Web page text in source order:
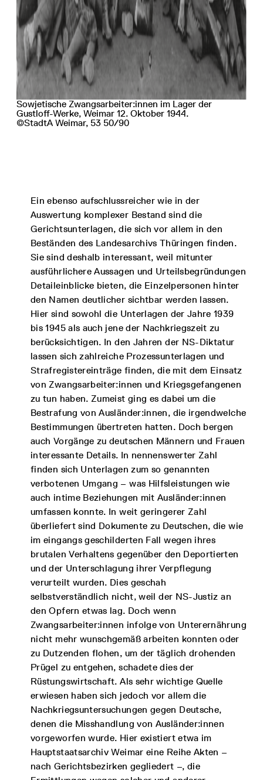
Sowjetische Zwangsarbeiter:innen im Lager der
Gustloff-Werke, Weimar 12. Oktober 1944.
©StadtA Weimar, 53 50/90
Ein ebenso aufschlussreicher wie in der
Auswertung komplexer Bestand sind die
Gerichtsunterlagen, die sich vor allem in den
Beständen des Landesarchivs Thüringen finden.
Sie sind deshalb interessant, weil mitunter
ausführlichere Aussagen und Urteilsbegründungen
Detaileinblicke bieten, die Einzelpersonen hinter
den Namen deutlicher sichtbar werden lassen.
Hier sind sowohl die Unterlagen der Jahre 1939
bis 1945 als auch jene der Nachkriegszeit zu
berücksichtigen. In den Jahren der NS-Diktatur
lassen sich zahlreiche Prozessunterlagen und
Strafregistereinträge finden, die mit dem Einsatz
von Zwangsarbeiter:innen und Kriegsgefangenen
zu tun haben. Zumeist ging es dabei um die
Bestrafung von Ausländer:innen, die irgendwelche
Bestimmungen übertreten hatten. Doch bergen
auch Vorgänge zu deutschen Männern und Frauen
interessante Details. In nennenswerter Zahl
finden sich Unterlagen zum so genannten
verbotenen Umgang – was Hilfsleistungen wie
auch intime Beziehungen mit Ausländer:innen
umfassen konnte. In weit geringerer Zahl
überliefert sind Dokumente zu Deutschen, die wie
im eingangs geschilderten Fall wegen ihres
brutalen Verhaltens gegenüber den Deportierten
und der Unterschlagung ihrer Verpflegung
verurteilt wurden. Dies geschah
selbstverständlich nicht, weil der NS-Justiz an
den Opfern etwas lag. Doch wenn
Zwangsarbeiter:innen infolge von Unterernährung
nicht mehr wunschgemäß arbeiten konnten oder
zu Dutzenden flohen, um der täglich drohenden
Prügel zu entgehen, schadete dies der
Rüstungswirtschaft. Als sehr wichtige Quelle
erwiesen haben sich jedoch vor allem die
Nachkriegsuntersuchungen gegen Deutsche,
denen die Misshandlung von Ausländer:innen
vorgeworfen wurde. Hier existiert etwa im
Hauptstaatsarchiv Weimar eine Reihe Akten –
nach Gerichtsbezirken gegliedert –, die